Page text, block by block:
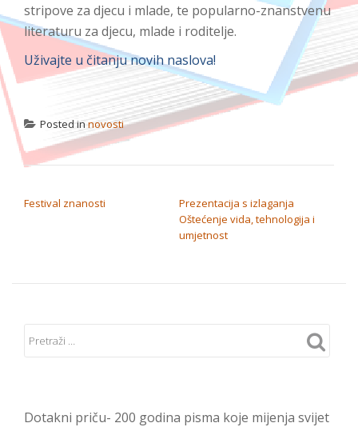
stripove za djecu i mlade, te popularno-znanstvenu
literaturu za djecu, mlade i roditelje.
Uživajte u čitanju novih naslova!
Posted in novosti
Festival znanosti
Prezentacija s izlaganja
Oštećenje vida, tehnologija i
umjetnost
Dotakni priču- 200 godina pisma koje mijenja svijet